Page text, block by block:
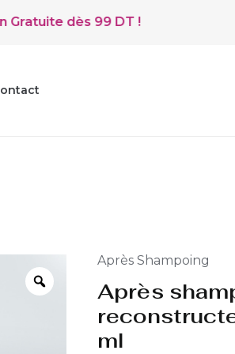
dès 99 DT !
Après Shampoing
Après
ml